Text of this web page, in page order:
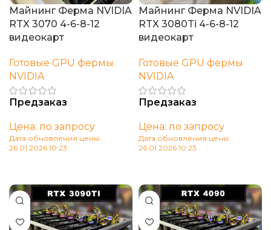
Майнинг Ферма NVIDIA
RTX 3070 4-6-8-12
видеокарт
Готовые GPU фермы
NVIDIA
Предзаказ
Цена: по запросу
Дата обновления цены:
26.01.2026 10:23
Майнинг Ферма NVIDIA
RTX 3080Ti 4-6-8-12
видеокарт
Готовые GPU фермы
NVIDIA
Предзаказ
Цена: по запросу
Дата обновления цены:
26.01.2026 10:23